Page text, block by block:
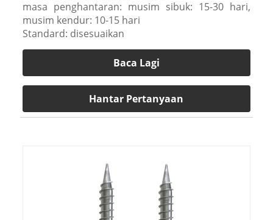
masa penghantaran: musim sibuk: 15-30 hari,
musim kendur: 10-15 hari
Standard: disesuaikan
Baca Lagi
Hantar Pertanyaan